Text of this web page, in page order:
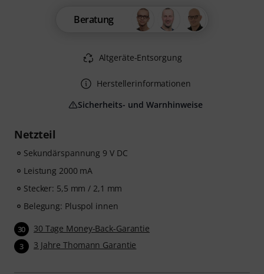
Netzteil
Sekundärspannung 9 V DC
Leistung 2000 mA
Stecker: 5,5 mm / 2,1 mm
Belegung: Pluspol innen
30 30 Tage Money-Back-Garantie
3 3 Jahre Thomann Garantie
Beratung
Altgeräte-Entsorgung
Herstellerinformationen
Sicherheits- und Warnhinweise